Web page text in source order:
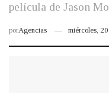
película de Jason
porAgencias miércoles,